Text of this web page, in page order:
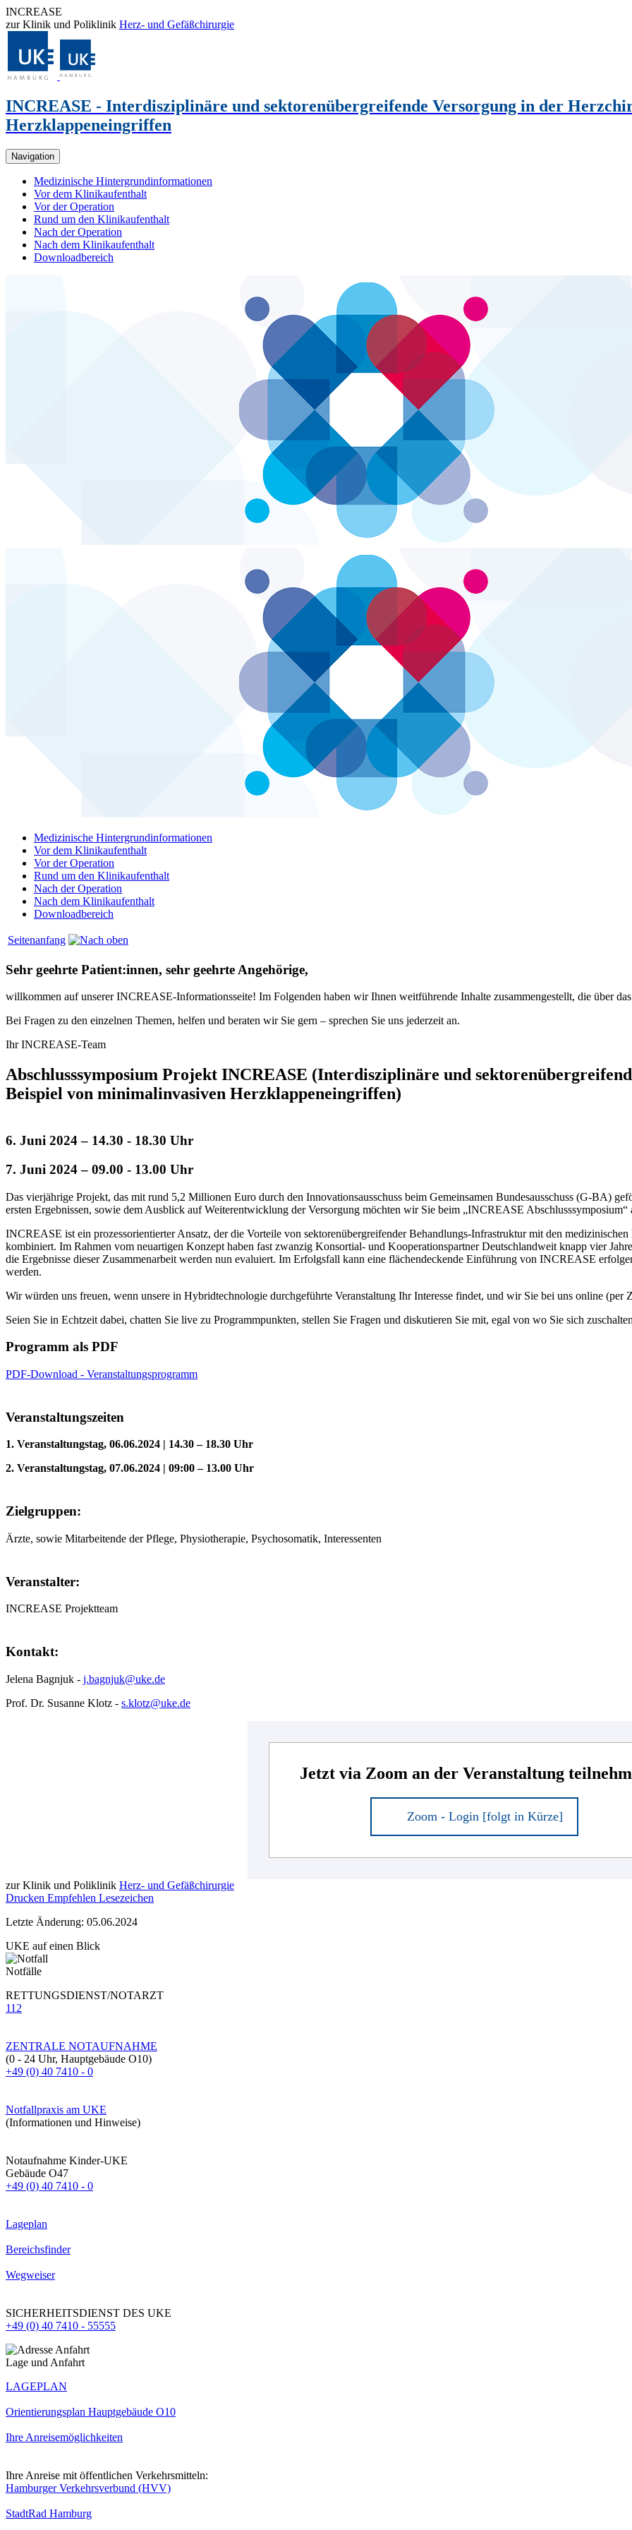
INCREASE
zur Klinik und Poliklinik Herz- und Gefäßchirurgie
INCREASE - Interdisziplinäre und sektorenübergreifende Versorgung in der
Herzklappeneingriffen
Navigation
Medizinische Hintergrundinformationen
Vor dem Klinikaufenthalt
Vor der Operation
Rund um den Klinikaufenthalt
Nach der Operation
Nach dem Klinikaufenthalt
Downloadbereich
Medizinische Hintergrundinformationen
Vor dem Klinikaufenthalt
Vor der Operation
Rund um den Klinikaufenthalt
Nach der Operation
Nach dem Klinikaufenthalt
Downloadbereich
Seitenanfang
Sehr geehrte Patient:innen, sehr geehrte Angehörige,
willkommen auf unserer INCREASE-Informationsseite! Im Folgenden haben wir Ihnen weitführende Inhalte zusammengestellt, die über
Bei Fragen zu den einzelnen Themen, helfen und beraten wir Sie gern – sprechen Sie uns jederzeit an.
Ihr INCREASE-Team
Abschlusssymposium Projekt INCREASE (Interdisziplinäre und
Beispiel von minimalinvasiven Herzklappeneingriffen)
6. Juni 2024– 14.30 - 18.30 Uhr
7. Juni 2024– 09.00 - 13.00 Uhr
Das vierjährige Projekt, das mit rund 5,2 Millionen Euro durch den Innovationsausschuss beim Gemeinsamen Bundesausschuss (G-BA)
ersten Ergebnissen, sowie dem Ausblick auf Weiterentwicklung der Versorgung möchten wir Sie beim „INCREASE
INCREASE ist ein prozessorientierter Ansatz, der die Vorteile von sektorenübergreifender Behandlungs-Infrastruktur mit den
kombiniert. Im Rahmen vom neuartigen Konzept haben fast zwanzig Konsortial- und Kooperationspartner Deutschlandweit knapp vier
die Ergebnisse dieser Zusammenarbeit werden nun evaluiert. Im Erfolgsfall kann eine flächendeckende Einführung von INCREASE
werden.
Wir würden uns freuen, wenn unsere in Hybridtechnologie durchgeführte Veranstaltung Ihr Interesse findet, und wir Sie bei uns online (per
Seien Sie in Echtzeit dabei, chatten Sie live zu Programmpunkten, stellen Sie Fragen und diskutieren Sie mit, egal von wo Sie sich
Programm als PDF
PDF-Download - Veranstaltungsprogramm
Veranstaltungszeiten
1. Veranstaltungstag, 06.06.2024 | 14.30 – 18.30 Uhr
2. Veranstaltungstag, 07.06.2024 | 09:00 – 13.00 Uhr
Zielgruppen:
Ärzte, sowie Mitarbeitende der Pflege, Physiotherapie, Psychosomatik, Interessenten
Veranstalter:
INCREASE Projektteam
Kontakt:
Jelena Bagnjuk - j.bagnjuk@uke.de
Prof. Dr. Susanne Klotz - s.klotz@uke.de
Jetzt via Zoom an der Veranstaltung
Zoom - Login [folgt in Kürze]
zur Klinik und Poliklinik Herz- und Gefäßchirurgie
Drucken Empfehlen Lesezeichen
Letzte Änderung: 05.06.2024
UKE auf einen Blick
Notfälle
RETTUNGSDIENST/NOTARZT
112
ZENTRALE NOTAUFNAHME
(0 - 24 Uhr, Hauptgebäude O10)
+49 (0) 40 7410 - 0
Notfallpraxis am UKE
(Informationen und Hinweise)
Notaufnahme Kinder-UKE
Gebäude O47
+49 (0) 40 7410 - 0
Lageplan
Bereichsfinder
Wegweiser
SICHERHEITSDIENST DES UKE
+49 (0) 40 7410 - 55555
Lage und Anfahrt
LAGEPLAN
Orientierungsplan Hauptgebäude O10
Ihre Anreisemöglichkeiten
Ihre Anreise mit öffentlichen Verkehrsmitteln:
Hamburger Verkehrsverbund (HVV)
StadtRad Hamburg